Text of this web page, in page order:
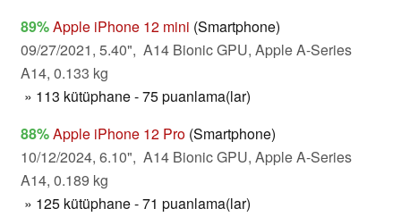
89%Apple iPhone 12 mini (Smartphone)
09/27/2021, 5.40", A14 Bionic GPU, Apple A-Series
A14, 0.133 kg
» 113 kütüphane - 75 puanlama(lar)
88%Apple iPhone 12 Pro (Smartphone)
10/12/2024, 6.10", A14 Bionic GPU, Apple A-Series
A14, 0.189 kg
» 125 kütüphane - 71 puanlama(lar)